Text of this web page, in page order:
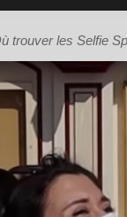
trouver les Selfie